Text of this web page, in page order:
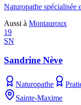
Naturopathe spécialisée
Aussi à Montauroux
19
SN
Sandrine Nève
Naturopathe
Sainte-Maxime